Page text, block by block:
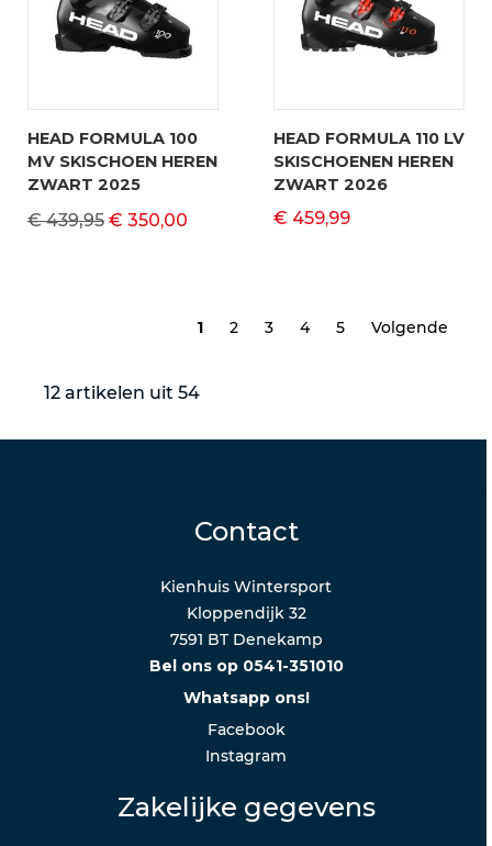
HEAD FORMULA 100
MV SKISCHOEN HEREN
ZWART 2025
€ 439,95 € 350,00
HEAD FORMULA 110 LV
SKISCHOENEN HEREN
ZWART 2026
€ 459,99
1 2 3 4 5 Volgende
12 artikelen uit 54
Contact
Kienhuis Wintersport
Kloppendijk 32
7591 BT Denekamp
Bel ons op 0541-351010
Whatsapp ons!
Facebook
Instagram
Zakelijke gegevens